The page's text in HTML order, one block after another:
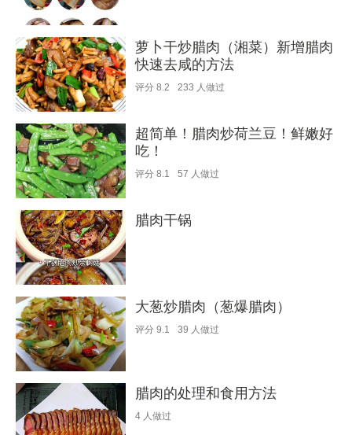
萝卜干炒腊肉（湘菜）新增腊肉
快速去咸的方法
评分 8.2 233 人做过
超简单！腊肉炒荷兰豆！鲜嫩好
吃！
评分 8.1 57 人做过
腊肉干锅
大葱炒腊肉（葱爆腊肉）
评分 9.1 39 人做过
腊肉的处理和食用方法
4 人做过